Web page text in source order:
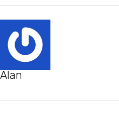
Alan